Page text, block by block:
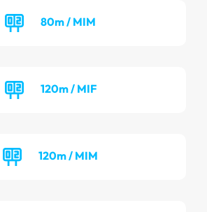
80m / MIM
120m / MIF
120m / MIM